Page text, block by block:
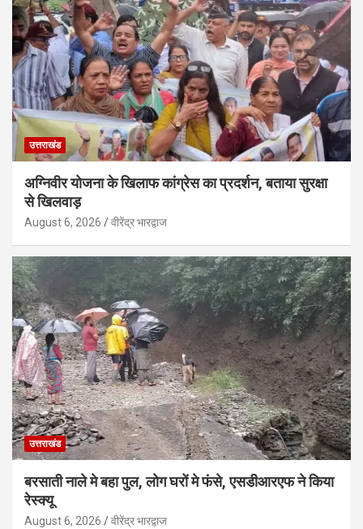
उत्तराखंड
अग्निवीर योजना के खिलाफ कांग्रेस का प्रदर्शन, बताया सुरक्षा
से खिलवाड़
August 6, 2026 वीरेंद्र भारद्वाज
उत्तराखंड
बरसाती नाले मे बहा पुल, लोग घरों मे फंसे, एसडीआरएफ ने किया
रेस्क्यू
August 6, 2026 वीरेंद्र भारद्वाज